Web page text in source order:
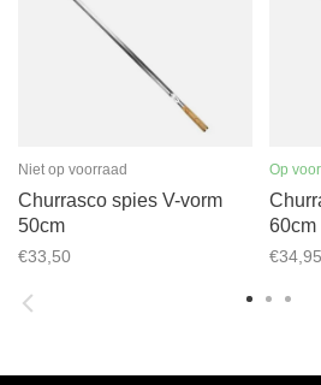
Niet op voorraad
Churrasco spies V-vorm
50cm
€33,50
Op
60cm
€34,95